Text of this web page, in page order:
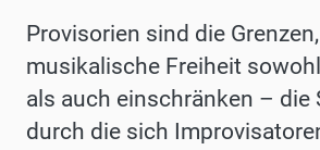
Provisorien sind die
musikalische Freiheit
als auch einschränken – die
durch die sich